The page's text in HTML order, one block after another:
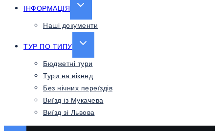
ІНФОРМАЦІЯ
EXPAND
MENU
Наші документи
ТУР ПО ТИПУ
EXPAND
MENU
Бюджетні тури
Тури на вікенд
Без нічних переїздів
Виїзд із Мукачева
Виїзд зі Львова